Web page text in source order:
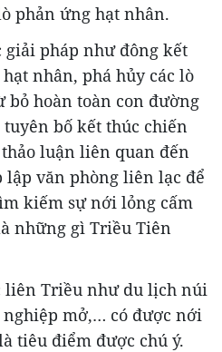
phản ứng hạt nhân.
pháp như đông kết
nhân, phá hủy các lò
bỏ hoàn toàn con đường
bố kết thúc chiến
luận liên quan đến
lập văn phòng liên lạc để
kiếm sự nới lỏng cấm
những gì Triều Tiên
liên Triều như du lịch núi
mở,… có được nới
tiêu điểm được chú ý.